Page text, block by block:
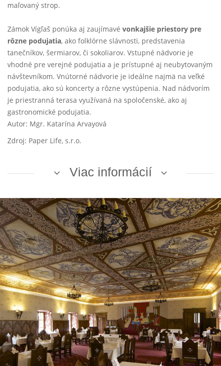
maľovaný strop.
Zámok Vígľaš ponúka aj zaujímavé vonkajšie priestory pre
rôzne podujatia, ako folklórne slávnosti, predstavenia
tanečníkov, šermiarov, či sokoliarov. Vstupné nádvorie je
vhodné pre verejné podujatia a je prístupné aj neubytovaným
návštevníkom. Vnútorné nádvorie je ideálne najmä na veľké
podujatia, ako sú koncerty a rôzne vystúpenia. Nad nádvorím
je priestranná terasa využívaná na spoločenské, ako aj
gastronomické podujatia.
Autor: Mgr. Katarína Arvayová
Zdroj: Paper Life, s.r.o.
Viac informácií